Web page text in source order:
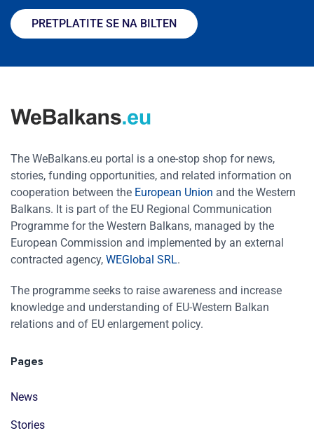
PRETPLATITE SE NA BILTEN
The WeBalkans.eu portal is a one-stop shop for news,
stories, funding opportunities, and related information on
cooperation between the European Union and the Western
Balkans. It is part of the EU Regional Communication
Programme for the Western Balkans, managed by the
European Commission and implemented by an external
contracted agency, WEGlobal SRL.
The programme seeks to raise awareness and increase
knowledge and understanding of EU-Western Balkan
relations and of EU enlargement policy.
Pages
News
Stories